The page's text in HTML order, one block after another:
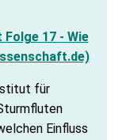
17 - Wie
für
Einfluss